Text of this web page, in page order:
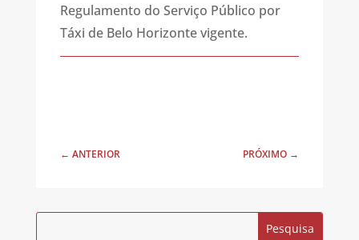
Regulamento do Serviço Público por
Táxi de Belo Horizonte vigente.
← ANTERIOR PRÓXIMO →